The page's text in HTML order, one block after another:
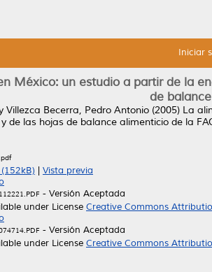
Iniciar
México: un estudio a partir de la
de
Villezca Becerra, Pedro Antonio (2005) La
de las hojas de balance alimenticio de la
Vista previa
- Versión Aceptada
under License Creative Commons
- Versión Aceptada
under License Creative Commons